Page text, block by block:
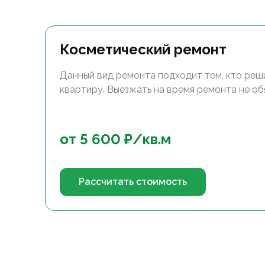
Косметический ремонт
Данный вид ремонта подходит тем, кто
квартиру. Выезжать на время ремонта не
от 5 600 ₽/кв.м
Рассчитать стоимость